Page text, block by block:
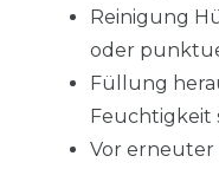
Reinigung
oder
Füllung
Feuchtigkeit
Vor